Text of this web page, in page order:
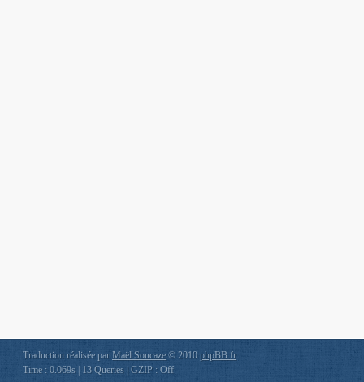
Traduction réalisée parMaël Soucaze© 2010 phpBB.fr
Time : 0.069s | 13 Queries | GZIP : Off